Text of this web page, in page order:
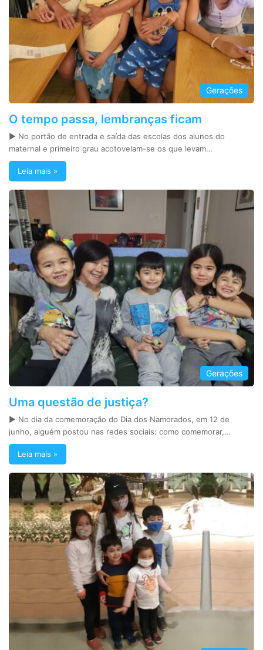
Gerações
O tempo passa, lembranças ficam
► No portão de entrada e saída das escolas dos alunos do
maternal e primeiro grau acotovelam-se os que levam…
Leia mais »
Gerações
Uma questão de justiça?
► No dia da comemoração do Dia dos Namorados, em 12 de
junho, alguém postou nas redes sociais: como comemorar,…
Leia mais »